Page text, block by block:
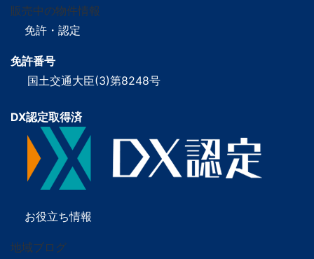
販売中の物件情報
免許・認定
免許番号
国土交通大臣(3)第8248号
DX認定取得済
お役立ち情報
地域ブログ